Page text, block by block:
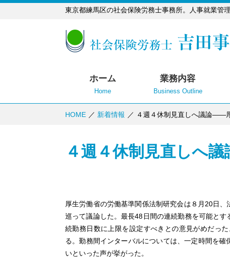
東京都練馬区の社会保険労務士事務所。人事就業管
ホーム
Home
業務内容
Business Outline
HOME 新着情報 ４週４休制見直しへ議論――
４週４休制見直しへ
厚生労働省の労働基準関係法制研究会は８月20日
巡って議論した。最長48日間の連続勤務を可能と
続勤務日数に上限を設定すべきとの意見がめだっ
る。勤務間インターバルについては、一定時間を
いといった声が挙がった。